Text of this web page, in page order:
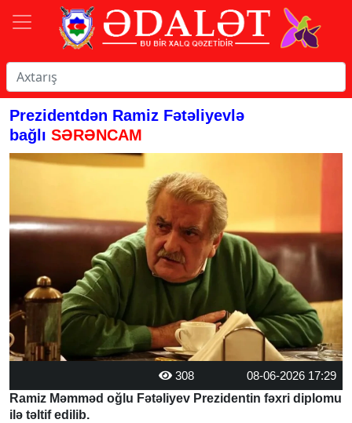
Prezidentdən Ramiz Fətəliyevlə
bağlı SƏRƏNCAM
308
08-06-2026 17:29
Ramiz Məmməd oğlu Fətəliyev Prezidentin fəxri diplomu
ilə təltif edilib.